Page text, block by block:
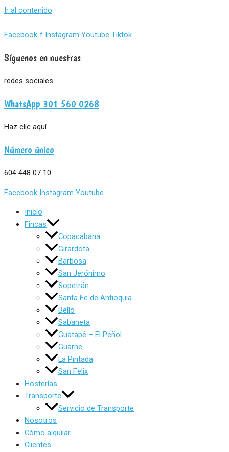
Ir al contenido
Facebook-f Instagram Youtube Tiktok
Síguenos en nuestras
redes sociales
WhatsApp 301 560 0268
Haz clic aquí
Número único
604 448 07 10
Facebook Instagram Youtube
Inicio
Fincas
Copacabana
Girardota
Barbosa
San Jerónimo
Sopetrán
Santa Fe de Antioquia
Bello
Sabaneta
Guatapé – El Peñol
Guarne
La Pintada
San Felix
Hosterías
Transporte
Servicio de Transporte
Nosotros
Cómo alquilar
Clientes